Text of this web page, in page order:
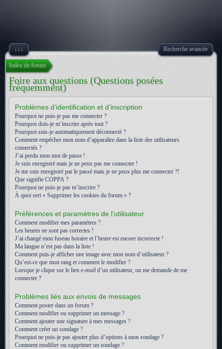
↓↓↓ Recherche avancée
Index du forum
Foire aux questions (Questions posées
fréquemment)
Problèmes d’identification et d’inscription
Pourquoi ne puis-je pas me connecter ?
Pourquoi dois-je m’inscrire après tout ?
Pourquoi suis-je automatiquement déconnecté ?
Comment empêcher mon nom d’apparaître dans la liste des utilisateurs
connectés ?
J’ai perdu mon mot de passe !
Je suis enregistré mais je ne peux pas me connecter !
Je me suis enregistré par le passé mais je ne peux plus me connecter ?!
Que signifie COPPA ?
Pourquoi ne puis-je pas m’inscrire ?
À quoi sert « Supprimer les cookies du forum » ?
Préférences et paramètres de l’utilisateur
Comment modifier mes paramètres ?
Les heures ne sont pas correctes !
J’ai changé mon fuseau horaire et l’heure est encore incorrecte !
Ma langue n’est pas dans la liste !
Comment puis-je afficher une image avec mon nom d’utilisateur ?
Qu’est-ce que mon rang et comment le modifier ?
Lorsque je clique sur le lien e-mail d’un utilisateur, on me demande de me
connecter ?
Problèmes liés aux envois de messages
Comment poster dans un forum ?
Comment modifier ou supprimer un message ?
Comment ajouter une signature à mes messages ?
Comment créer un sondage ?
Pourquoi ne puis-je pas ajouter plus d’options à mon sondage ?
Comment modifier ou supprimer un sondage ?